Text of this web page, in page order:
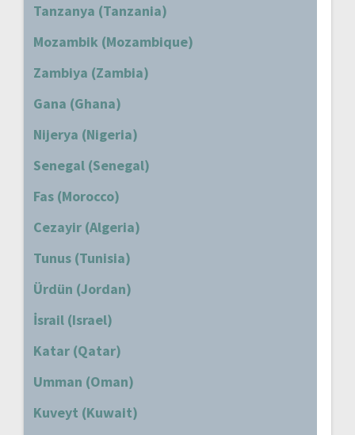
Tanzanya (Tanzania)
Mozambik (Mozambique)
Zambiya (Zambia)
Gana (Ghana)
Nijerya (Nigeria)
Senegal (Senegal)
Fas (Morocco)
Cezayir (Algeria)
Tunus (Tunisia)
Ürdün (Jordan)
İsrail (Israel)
Katar (Qatar)
Umman (Oman)
Kuveyt (Kuwait)